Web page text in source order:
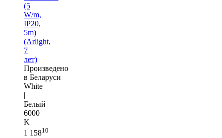
(5
W/m,
IP20,
5m)
(Arlight,
7
лет)
Произведено
в Беларуси
White
|
Белый
6000
K
1 15810